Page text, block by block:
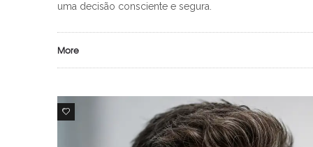
uma decisão consciente e segura.
More
0